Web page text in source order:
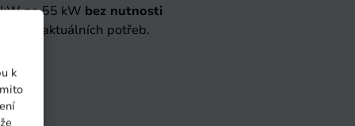
k
na 55 kW bez nutnosti
podle aktuálních potřeb.